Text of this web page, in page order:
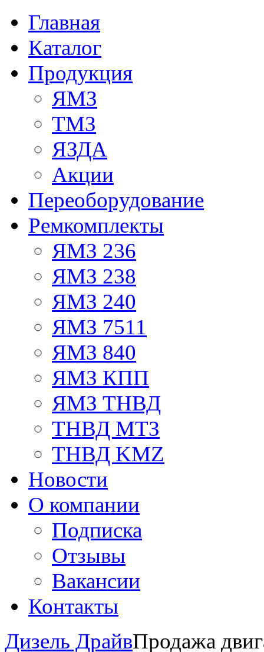
Главная
Каталог
Продукция
ЯМЗ
ТМЗ
ЯЗДА
Акции
Переоборудование
Ремкомплекты
ЯМЗ 236
ЯМЗ 238
ЯМЗ 240
ЯМЗ 7511
ЯМЗ 840
ЯМЗ КПП
ЯМЗ ТНВД
ТНВД МТЗ
ТНВД KMZ
Новости
О компании
Подписка
Отзывы
Вакансии
Контакты
Дизель ДрайвПродажа